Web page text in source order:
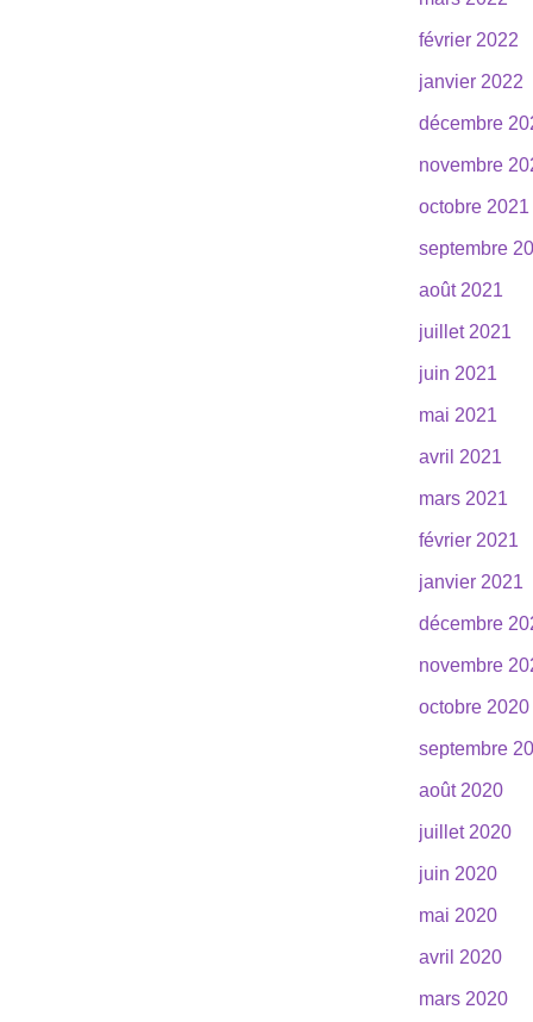
février 2022
janvier 2022
décembre
novembre
octobre 2021
septembre
août 2021
juillet 2021
juin 2021
mai 2021
avril 2021
mars 2021
février 2021
janvier 2021
décembre
novembre
octobre 2020
septembre
août 2020
juillet 2020
juin 2020
mai 2020
avril 2020
mars 2020